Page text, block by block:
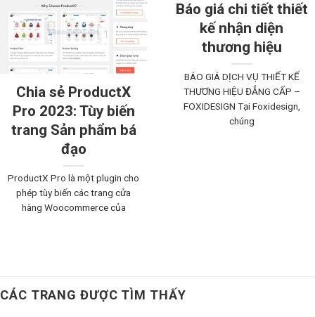
Chia sẻ ProductX
Pro 2023: Tùy biến
trang Sản phẩm bá
đạo
ProductX Pro là một plugin cho
phép tùy biến các trang cửa
hàng Woocommerce của
Báo giá chi tiết thiết
kế nhận diện
thương hiệu
BÁO GIÁ DỊCH VỤ THIẾT KẾ
THƯƠNG HIỆU ĐẲNG CẤP –
FOXIDESIGN Tại Foxidesign,
chúng
CÁC TRANG ĐƯỢC TÌM THẤY